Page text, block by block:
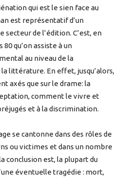
qui est le sien face au
est représentatif d’un
de l’édition. C’est, en
qu’on assiste à un
au niveau de la
littérature. En effet, jusqu’alors,
axés que sur le drame: la
comment le vivre et
et à la discrimination.
se cantonne dans des rôles de
ou victimes et dans un nombre
conclusion est, la plupart du
éventuelle tragédie : mort,